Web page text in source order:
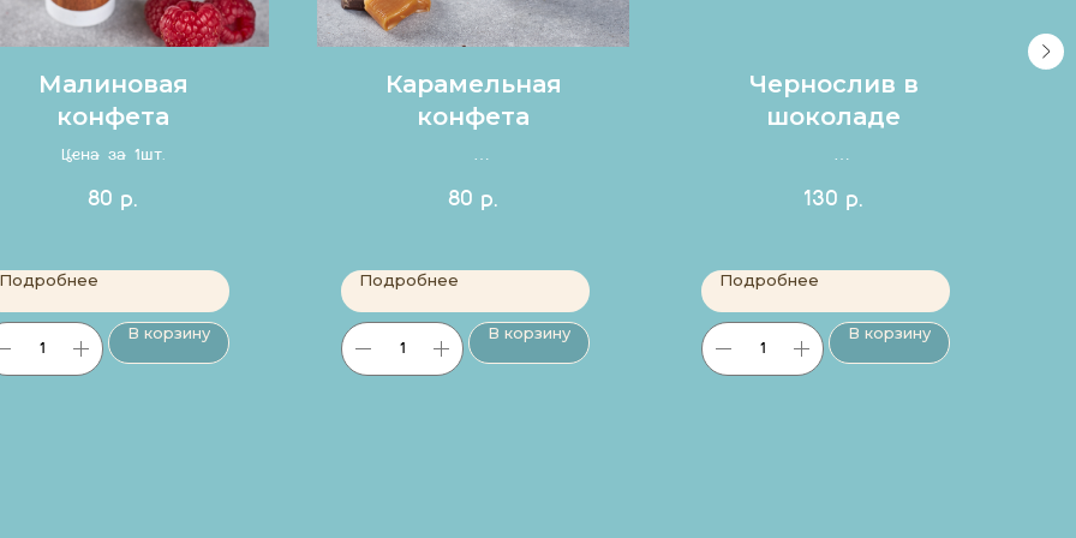
Малиновая
конфета
Цена за 1шт.
80 р.
Подробнее
В корзину
Карамельная
конфета
Цена за 1шт.
80 р.
Подробнее
В корзину
Чернослив в
шоколаде
Цена за 1шт.
130 р.
Подробнее
В корзину